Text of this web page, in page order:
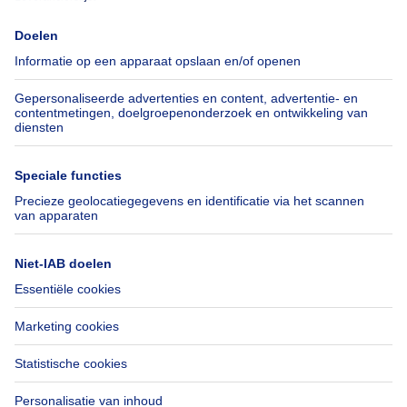
Immoweb
Pers
Jobs
Axel Springer Group
SeLoger.com
Immowelt.de
Belfius
Verzekeringen
Verhuis checklist
Hulp
Veelgestelde vragen
Toegankelijkheid
Contacteer ons
Volg ons
LinkedIn
Immoweb SA © 2026 - Alle rechten voorbehouden
Gebruiksvoorwaarden Cookie instellingen Privacybeleid